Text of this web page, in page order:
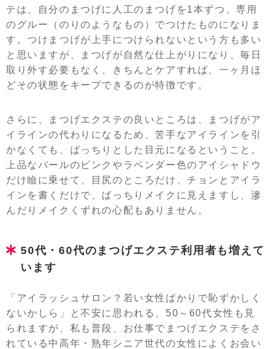
テは、自分のまつげに人工のまつげを1本ずつ、専用
のグルー（のりのようなもの）でつけたものになりま
す。つけまつげが上手につけられないという方も多い
と思いますが、まつげが自然な仕上がりになり、毎日
取り外す必要もなく、きちんとケアすれば、一ヶ月ほ
どその状態をキープできるのが特徴です。
さらに、まつげエクステの良いところは、まつげがア
イラインの代わりになるため、苦手なアイラインを引
かなくても、ぱっちりとした目元になるということ。
上品なパールのピンクやラベンダー色のアイシャドウ
だけ瞼に乗せて、目尻のところだけ、チョンとアイラ
インを書くだけで、ばっちりメイクに見えますし、滲
んだりメイクくずれの心配もありません。
50代・60代のまつげエクステ利用者も増えて
います
「アイラッシュサロン？若い女性ばかりで恥ずかしく
ないかしら」と不安に思われる、50～60代女性も見
られますが、私も普段、お仕事でまつげエクステをさ
れている中高年・熟年シニア世代の女性によくお会い